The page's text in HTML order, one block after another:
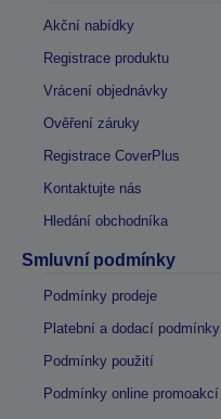
Akční nabídky
Registrace produktu
Vrácení objednávky
Ověření záruky
Registrace CoverPlus
Kontaktujte nás
Hledání obchodníka
Smluvní podmínky
Podmínky prodeje
Platební a dodací podmínky
Podmínky použití
Podmínky online promoakcí